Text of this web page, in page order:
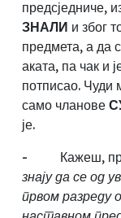
предсједниче,
ЗНАЛИ и због
предмета, а да
аката, па чак и
потписао.
само чланове
је.
-
Кажеш,
знају да се од
првом разреду